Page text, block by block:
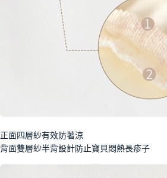
正面四層紗有效防著涼
背面雙層紗半背設計防止寶貝悶熱長疹子